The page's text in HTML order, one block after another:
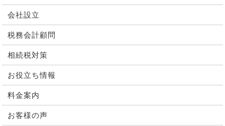
会社設立
税務会計顧問
相続税対策
お役立ち情報
料金案内
お客様の声